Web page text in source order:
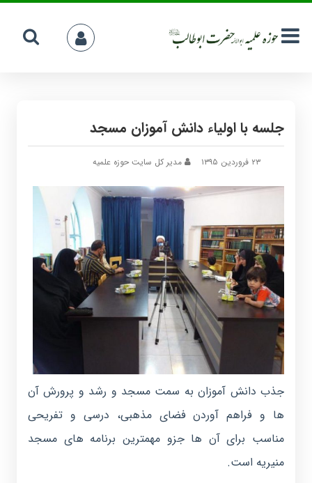
جلسه با اولیاء دانش آموزان مسجد
۲۳ فروردین ۱۳۹۵ مدیر کل سایت حوزه علمیه
جذب دانش آموزان به سمت مسجد و رشد و پرورش آن
ها و فراهم آوردن فضای مذهبی، درسی و تفریحی
مناسب برای آن ها جزو مهمترین برنامه های مسجد
منیریه است.